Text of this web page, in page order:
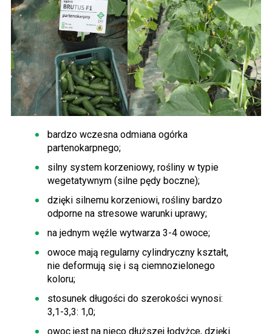
bardzo wczesna odmiana ogórka
partenokarpnego;
silny system korzeniowy, rośliny w typie
wegetatywnym (silne pędy boczne);
dzięki silnemu korzeniowi, rośliny bardzo
odporne na stresowe warunki uprawy;
na jednym węźle wytwarza 3-4 owoce;
owoce mają regularny cylindryczny kształt,
nie deformują się i są ciemnozielonego
koloru;
stosunek długości do szerokości wynosi:
3,1-3,3: 1,0;
owoc jest na nieco dłuższej łodyżce, dzięki